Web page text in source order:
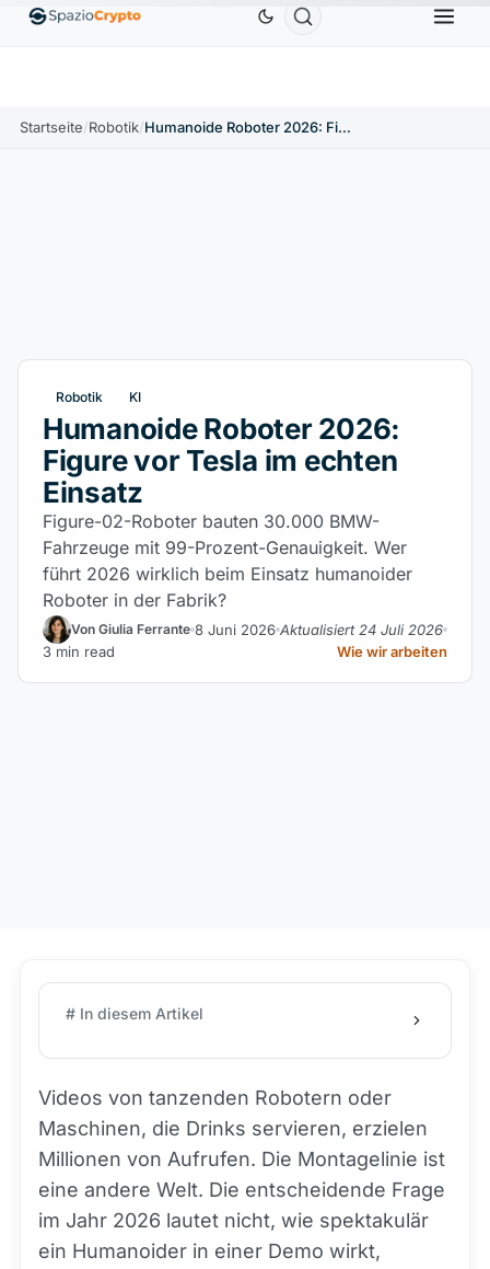
EthereumETH1.880,58 $ TetherUSDT 0,9991 $ BNBBNB
Startseite/Robotik/ Humanoide Roboter 2026: Figure vor Tesla im echten Einsatz
Robotik KI
Humanoide Roboter 2026:
Figure vor Tesla im echten
Einsatz
Figure-02-Roboter bauten 30.000 BMW-
Fahrzeuge mit 99-Prozent-Genauigkeit. Wer
führt 2026 wirklich beim Einsatz humanoider
Roboter in der Fabrik?
Von Giulia Ferrante 8 Juni 2026 Aktualisiert 24 Juli 2026
3 min read
Wie wir arbeiten
# In diesem Artikel
Videos von tanzenden Robotern oder
Maschinen, die Drinks servieren, erzielen
Millionen von Aufrufen. Die Montagelinie ist
eine andere Welt. Die entscheidende Frage
im Jahr 2026 lautet nicht, wie spektakulär
ein Humanoider in einer Demo wirkt,